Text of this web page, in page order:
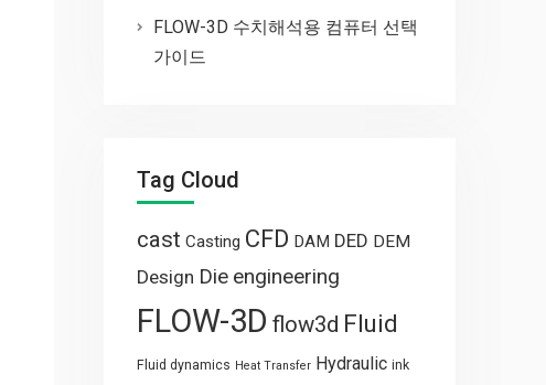
FLOW-3D 수치해석용 컴퓨터 선택
가이드
Tag Cloud
cast Casting CFD DAM DED DEM
Design Die engineering
FLOW-3D flow3d Fluid
Fluid dynamics Heat Transfer Hydraulic ink